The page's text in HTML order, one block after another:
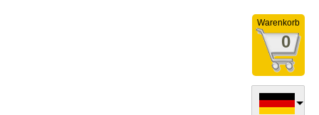
Warenkorb
0